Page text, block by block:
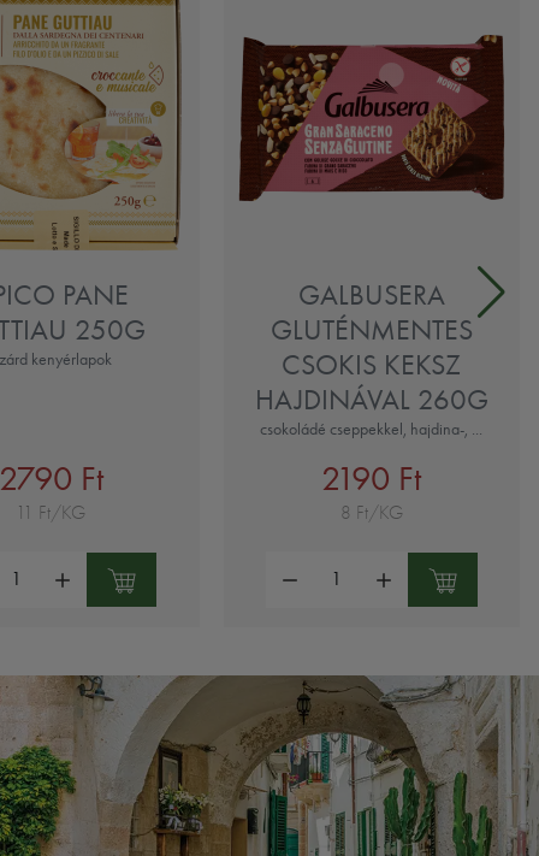
PANE
250G
kenyérlapok
2790 Ft
11 Ft/KG
GALBUSERA
GLUTÉNMENTES
CSOKIS KEKSZ
HAJDINÁVAL 260G
csokoládé cseppekkel, hajdina-, ...
2190 Ft
8 Ft/KG